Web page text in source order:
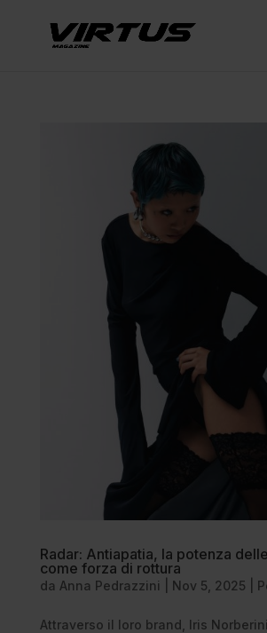
Radar: Antiapatia, la potenza
come forza di rottura
da Anna Pedrazzini Nov 5, 2025
Attraverso il loro brand, Iris